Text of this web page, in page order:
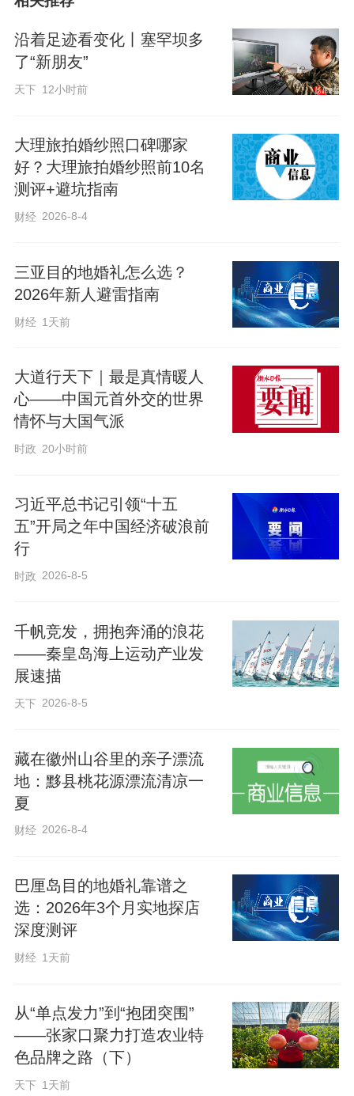
沿着足迹看变化丨塞罕坝多
了“新朋友”
天下 12小时前
大理旅拍婚纱照口碑哪家
好？大理旅拍婚纱照前10名
测评+避坑指南
财经 2026-8-4
三亚目的地婚礼怎么选？
2026年新人避雷指南
财经 1天前
大道行天下｜最是真情暖人
心——中国元首外交的世界
情怀与大国气派
时政 20小时前
习近平总书记引领“十五
五”开局之年中国经济破浪前
行
时政 2026-8-5
千帆竞发，拥抱奔涌的浪花
——秦皇岛海上运动产业发
展速描
天下 2026-8-5
藏在徽州山谷里的亲子漂流
地：黟县桃花源漂流清凉一
夏
财经 2026-8-4
巴厘岛目的地婚礼靠谱之
选：2026年3个月实地探店
深度测评
财经 1天前
从“单点发力”到“抱团突围”
——张家口聚力打造农业特
色品牌之路（下）
天下 1天前